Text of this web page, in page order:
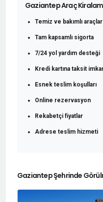
Gaziantep Araç
Temiz ve bakımlı araçlar
Tam kapsamlı sigorta
7/24 yol yardım desteği
Kredi kartına taksit
Esnek teslim koşulları
Online rezervasyon
Rekabetçi fiyatlar
Adrese teslim hizmeti
Gaziantep Şehrinde